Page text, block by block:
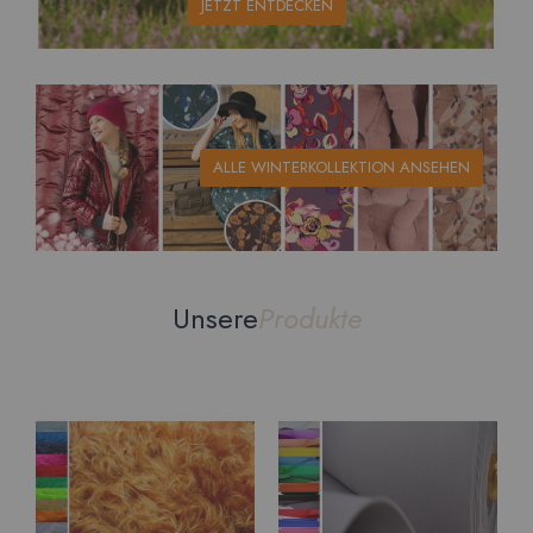
JETZT ENTDECKEN
ALLE WINTERKOLLEKTION ANSEHEN
UnsereProdukte